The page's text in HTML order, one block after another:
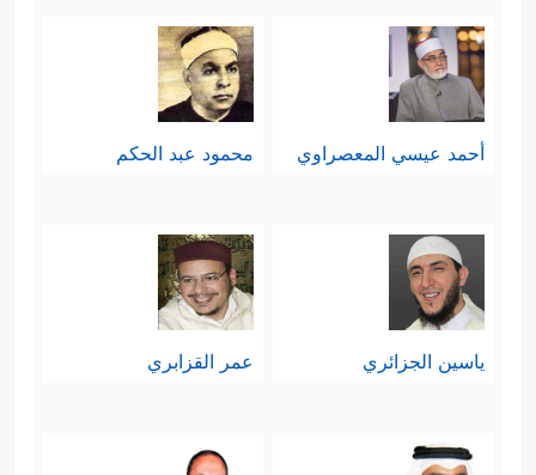
أحمد عيسي المعصراوي محمود عبد الحكم
ياسين الجزائري عمر القزابري